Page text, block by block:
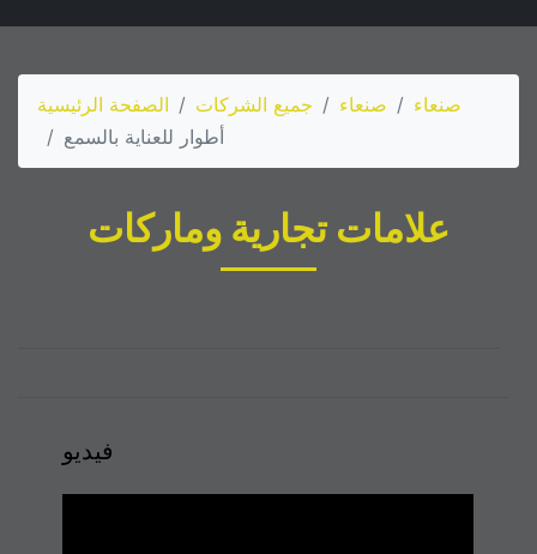
الصفحة الرئيسية جميع الشركات صنعاء
صنعاء
أطوار للعناية بالسمع
علامات تجارية وماركات
فيديو